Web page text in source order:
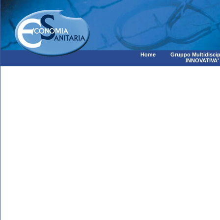
Home
Gruppo
INNOVATIVA'